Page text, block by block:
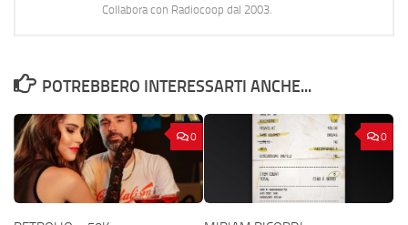
Collabora con Radiocoop dal 2003.
POTREBBERO INTERESSARTI ANCHE...
0 0